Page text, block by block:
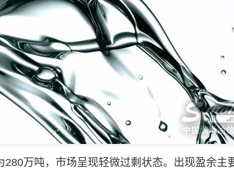
万吨，市场呈现轻微过剩状态。出现盈余主